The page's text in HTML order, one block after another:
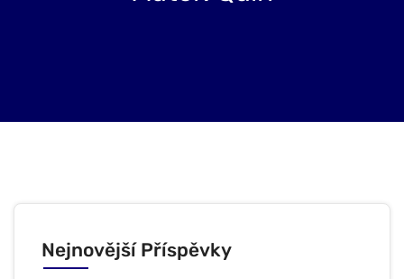
Nejnovější Příspěvky